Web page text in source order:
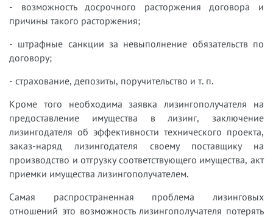
- возможность досрочного расторжения договора и
причины такого расторжения;
- штрафные санкции за невыполнение обязательств по
договору;
- страхование, депозиты, поручительство и т. п.
Кроме того необходима заявка лизингополучателя на
предоставление имущества в лизинг, заключение
лизингодателя об эффективности технического проекта,
заказ-наряд лизингодателя своему поставщику на
производство и отгрузку соответствующего имущества, акт
приемки имущества лизингополучателем.
Самая распространенная проблема лизинговых
отношений это возможность лизингополучателя потерять